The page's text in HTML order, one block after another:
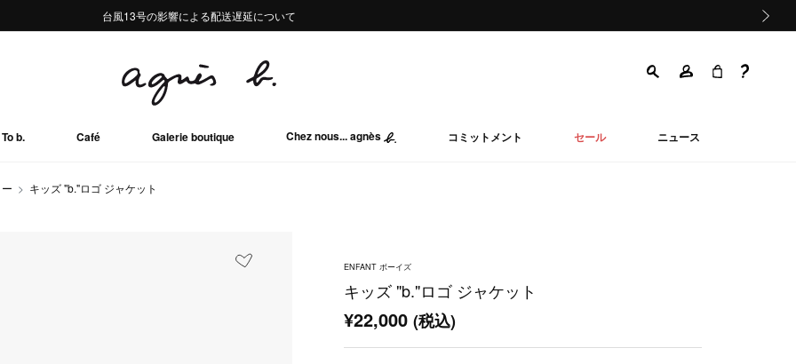
熊本地域地震の影響による配送遅延について
Summer Sale 2buy10%OFF!!
台風13号の影響による配送遅延について
熊本地域地震の影響による配送遅延について
Summer Sale 2buy10%OFF!!
To b. Café Galerie boutique Chez nous... agnès コミットメント セール ニュース
キッズ "b."ロゴ ジャケット
ENFANT ボーイズ
キッズ "b."ロゴ ジャケット
¥22,000(税込)